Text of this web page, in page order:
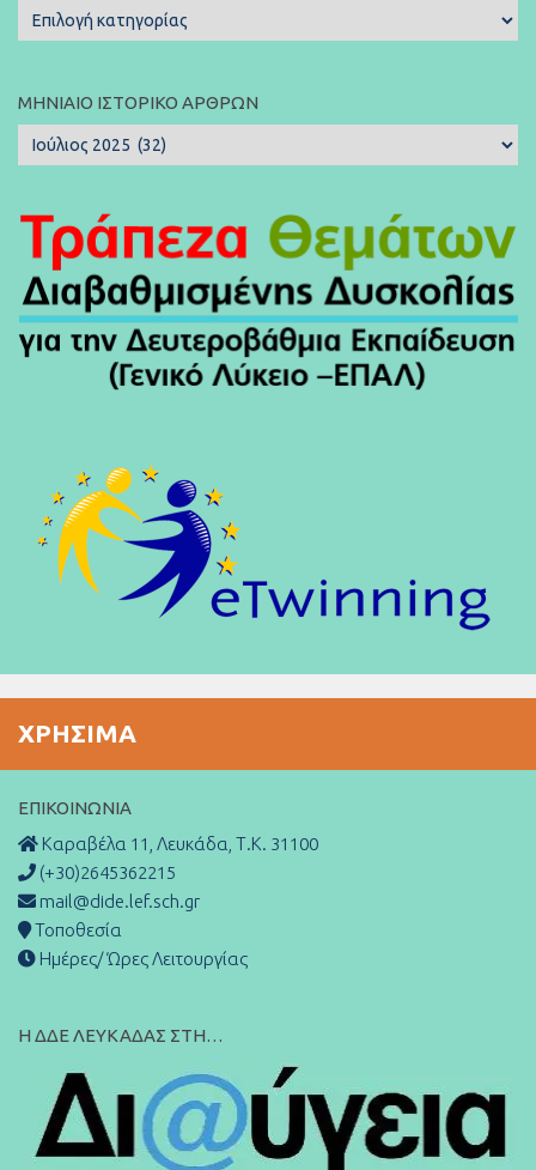
Κατηγορίες
Άρθρων:
ΜΗΝΙΑΊΟ ΙΣΤΟΡΙΚΌ ΆΡΘΡΩΝ
Μηνιαίο
Ιστορικό
ΧΡΉΣΙΜΑ
ΕΠΙΚΟΙΝΩΝΊΑ
Καραβέλα 11, Λευκάδα, Τ.Κ. 31100
(+30)2645362215
mail@dide.lef.sch.gr
Τοποθεσία
Ημέρες/ Ώρες Λειτουργίας
Η ΔΔΕ ΛΕΥΚΑΔΑΣ ΣΤΗ…